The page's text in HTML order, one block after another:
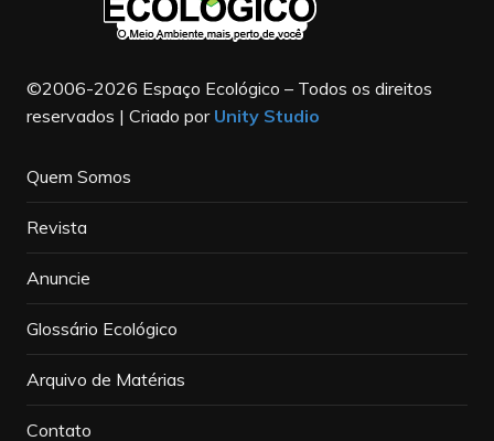
©2006-2026 Espaço Ecológico – Todos os direitos
reservados | Criado por Unity Studio
Quem Somos
Revista
Anuncie
Glossário Ecológico
Arquivo de Matérias
Contato